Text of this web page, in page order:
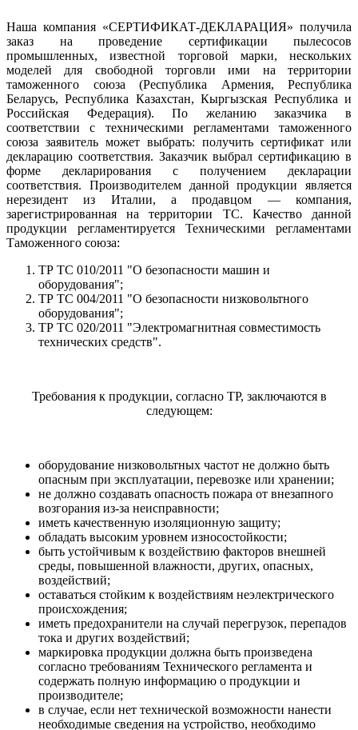
Наша компания «СЕРТИФИКАТ-ДЕКЛАРАЦИЯ» получила
заказ на проведение сертификации пылесосов
промышленных, известной торговой марки, нескольких
моделей для свободной торговли ими на территории
таможенного союза (Республика Армения, Республика
Беларусь, Республика Казахстан, Кыргызская Республика и
Российская Федерация). По желанию заказчика в
соответствии с техническими регламентами таможенного
союза заявитель может выбрать: получить сертификат или
декларацию соответствия. Заказчик выбрал сертификацию в
форме декларирования с получением декларации
соответствия. Производителем данной продукции является
нерезидент из Италии, а продавцом — компания,
зарегистрированная на территории ТС. Качество данной
продукции регламентируется Техническими регламентами
Таможенного союза:
ТР ТС 010/2011 "О безопасности машин и
оборудования";
ТР ТС 004/2011 "О безопасности низковольтного
оборудования";
ТР ТС 020/2011 "Электромагнитная совместимость
технических средств".
Требования к продукции, согласно ТР, заключаются в
следующем:
оборудование низковольтных частот не должно быть
опасным при эксплуатации, перевозке или хранении;
не должно создавать опасность пожара от внезапного
возгорания из-за неисправности;
иметь качественную изоляционную защиту;
обладать высоким уровнем износостойкости;
быть устойчивым к воздействию факторов внешней
среды, повышенной влажности, других, опасных,
воздействий;
оставаться стойким к воздействиям неэлектрического
происхождения;
иметь предохранители на случай перегрузок, перепадов
тока и других воздействий;
маркировка продукции должна быть произведена
согласно требованиям Технического регламента и
содержать полную информацию о продукции и
производителе;
в случае, если нет технической возможности нанести
необходимые сведения на устройство, необходимо